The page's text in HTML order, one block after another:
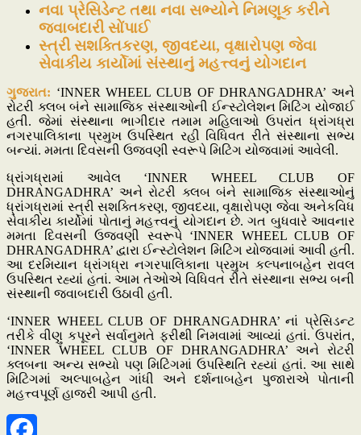
નવા પ્રેસિડેન્ટ તથા નવા સભ્યોને નિમણૂક કરીને
જવાબદારી સોંપાઈ
સ્ત્રી સશક્તિકરણ, જીવદયા, વૃક્ષારોપણ જેવા
સેવાકીય કાર્યોમાં સંસ્થાનું મહત્ત્વનું યોગદાન
ગુજરાત: ‘INNER WHEEL CLUB OF DHRANGADHRA’ અને
રોટરી ક્લબ બંને સામાજિક સંસ્થાઓની ઈન્સ્ટોલેશન મિટિંગ યોજાઈ
હતી. જેમાં સંસ્થાના ભાગીદાર તમામ મહિલાઓ ઉપરાંત ધ્રાંગધ્રા
નગરપાલિકાના પ્રમુખ ઉપસ્થિત રહી વિધિવત રીતે સંસ્થાના સભ્ય
બન્યાં. મમતા દિવસની ઉજવણી સ્વરૂપે મિટિંગ યોજવામાં આવેલી.
ધ્રાંગધ્રામાં આવેલ ‘INNER WHEEL CLUB OF
DHRANGADHRA’ અને રોટરી ક્લબ બંને સામાજિક સંસ્થાઓનું
ધ્રાંગધ્રામાં સ્ત્રી સશક્તિકરણ, જીવદયા, વૃક્ષારોપણ જેવા અનેકવિધ
સેવાકીય કાર્યોમાં પોતાનું મહત્ત્વનું યોગદાન છે. ગત બુધવારે આવનાર
મમતા દિવસની ઉજવણી સ્વરૂપે ‘INNER WHEEL CLUB OF
DHRANGADHRA’ દ્વારા ઈન્સ્ટોલેશન મિટિંગ યોજવામાં આવી હતી.
આ દરમિયાન ધ્રાંગધ્રા નગરપાલિકાના પ્રમુખ કલ્પનાબહેન રાવલ
ઉપસ્થિત રહ્યાં હતાં. આમ તેઓએ વિધિવત રીતે સંસ્થાના સભ્ય બની
સંસ્થાની જવાબદારી ઉઠાવી હતી.
‘INNER WHEEL CLUB OF DHRANGADHRA’ નાં પ્રેસિડન્ટ
તરીકે વીણુ કપૂરને સર્વાનુમતે ફરીથી નિમવામાં આવ્યાં હતાં. ઉપરાંત,
‘INNER WHEEL CLUB OF DHRANGADHRA’ અને રોટરી
ક્લબના અન્ય સભ્યો પણ મિટિંગમાં ઉપસ્થિતિ રહ્યાં હતાં. આ સાથે
મિટિંગમાં અલ્પાબહેન ગાંધી અને દર્શનાબહેન પુજારાએ પોતાની
મહત્ત્વપૂર્ણ હાજરી આપી હતી.